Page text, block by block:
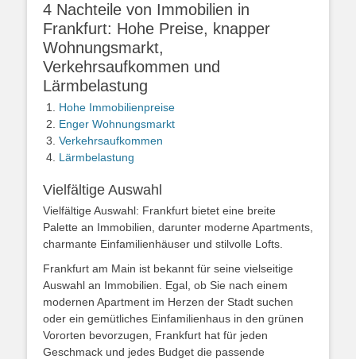
4 Nachteile von Immobilien in
Frankfurt: Hohe Preise, knapper
Wohnungsmarkt,
Verkehrsaufkommen und
Lärmbelastung
Hohe Immobilienpreise
Enger Wohnungsmarkt
Verkehrsaufkommen
Lärmbelastung
Vielfältige Auswahl
Vielfältige Auswahl: Frankfurt bietet eine breite
Palette an Immobilien, darunter moderne Apartments,
charmante Einfamilienhäuser und stilvolle Lofts.
Frankfurt am Main ist bekannt für seine vielseitige
Auswahl an Immobilien. Egal, ob Sie nach einem
modernen Apartment im Herzen der Stadt suchen
oder ein gemütliches Einfamilienhaus in den grünen
Vororten bevorzugen, Frankfurt hat für jeden
Geschmack und jedes Budget die passende